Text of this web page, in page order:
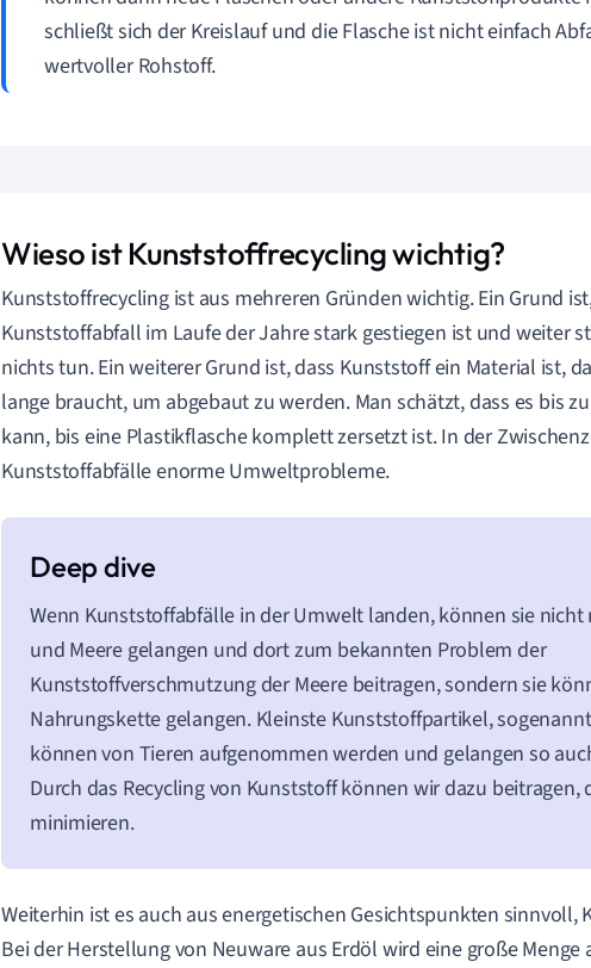
schließt sich der Kreislauf und die Flasche ist nicht einfach
wertvoller Rohstoff.
Wieso ist Kunststoffrecycling wichtig?
Kunststoffrecycling ist aus mehreren Gründen wichtig. Ein Grund
Kunststoffabfall im Laufe der Jahre stark gestiegen ist und weiter
nichts tun. Ein weiterer Grund ist, dass Kunststoff ein Material ist,
lange braucht, um abgebaut zu werden. Man schätzt, dass es bis
kann, bis eine Plastikflasche komplett zersetzt ist. In der
Kunststoffabfälle enorme Umweltprobleme.
Wenn Kunststoffabfälle in der Umwelt landen, können sie nicht
und Meere gelangen und dort zum bekannten Problem der
Kunststoffverschmutzung der Meere beitragen, sondern sie
Nahrungskette gelangen. Kleinste Kunststoffpartikel,
können von Tieren aufgenommen werden und gelangen so
Durch das Recycling von Kunststoff können wir dazu beitragen,
minimieren.
Weiterhin ist es auch aus energetischen Gesichtspunkten sinnvoll,
Bei der Herstellung von Neuware aus Erdöl wird eine große Menge